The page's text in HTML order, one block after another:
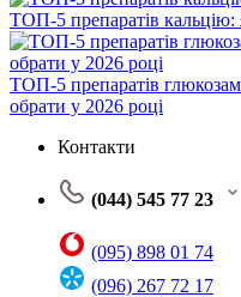
ТОП-5 препаратів кальцію:
ТОП-5 препаратів
обрати у 2026 році
Контакти
(044) 545 77 23
(095) 898 01 74
(096) 267 72 17